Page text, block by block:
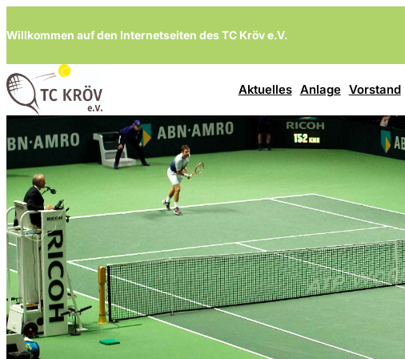
springen
Willkommen auf den Internetseiten des TC Kröv e.V.
Aktuelles Anlage Vorstand